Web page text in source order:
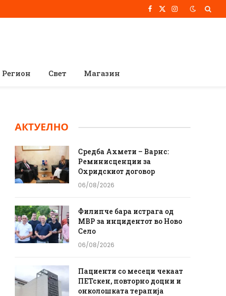
Facebook
X
Instagram
Регион Свет Магазин
АКТУЕЛНО
Средба Ахмети – Варнс:
Реминисценции за
Охридскиот договор
06/08/2026
Филипче бара истрага од
МВР за инцидентот во Ново
Село
06/08/2026
Пациенти со месеци чекаат
ПЕТскен, повторно доцни и
онколошката терапија